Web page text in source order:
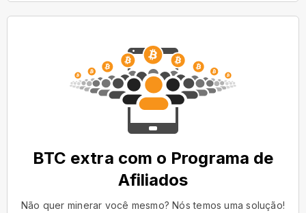
BTC extra com o Programa de
Afiliados
Não quer minerar você mesmo? Nós temos uma solução!